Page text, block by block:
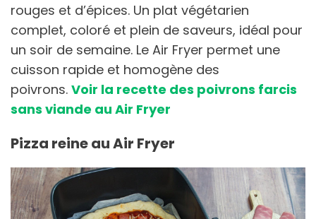
rouges et d’épices. Un plat végétarien
complet, coloré et plein de saveurs, idéal pour
un soir de semaine. Le Air Fryer permet une
cuisson rapide et homogène des
poivrons. Voir la recette des poivrons farcis
sans viande au Air Fryer
Pizza reine au Air Fryer